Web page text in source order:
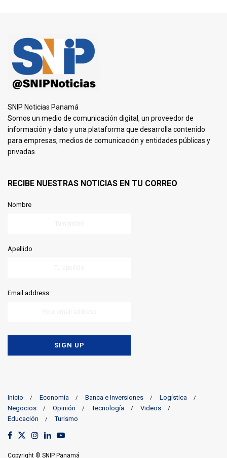
SNIP Noticias Panamá
Somos un medio de comunicación digital, un proveedor de
información y dato y una plataforma que desarrolla contenido
para empresas, medios de comunicación y entidades públicas y
privadas.
RECIBE NUESTRAS NOTICIAS EN TU CORREO
Nombre
Apellido
Email address:
Inicio Economía Banca e Inversiones
Logística
Negocios
Opinión Tecnología
Videos
Educación
Turismo
Copyright © SNIP Panamá